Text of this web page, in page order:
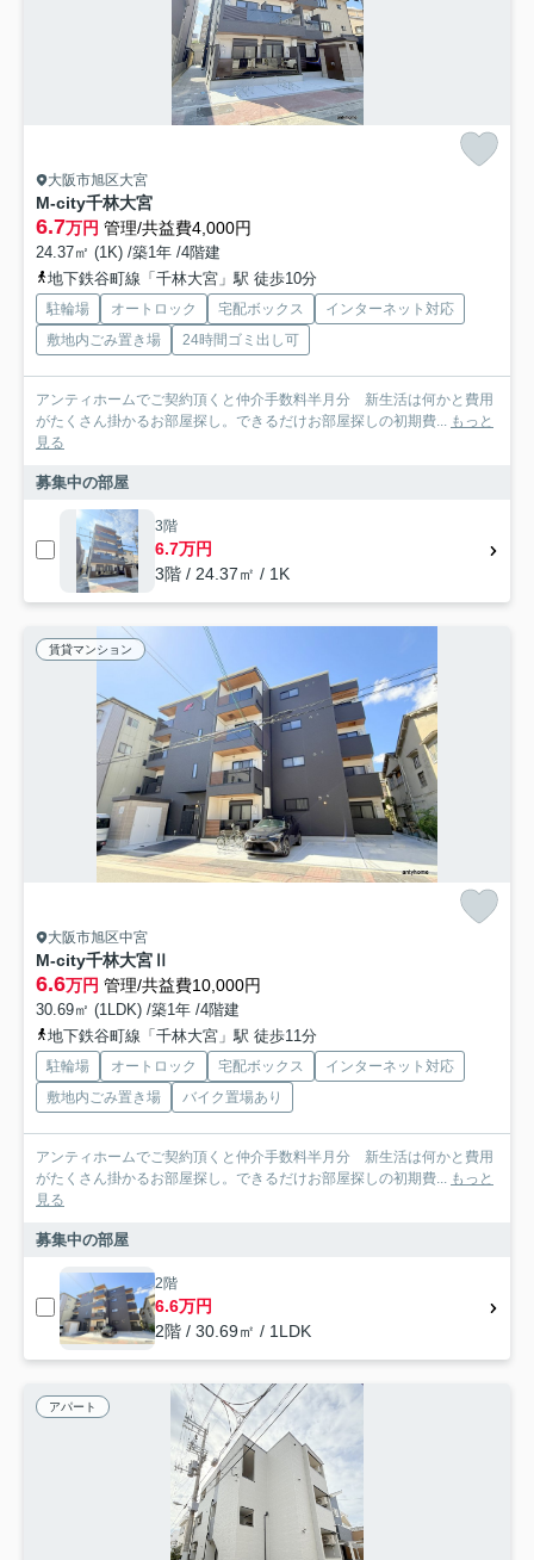
大阪市旭区大宮
M-city千林大宮
6.7万円 管理/共益費4,000円
24.37㎡ (1K) /築1年 /4階建
地下鉄谷町線「千林大宮」駅 徒歩10分
駐輪場 オートロック 宅配ボックス
インターネット対応
敷地内ごみ置き場
24時間ゴミ出し可
アンティホームでご契約頂くと仲介手数料半月分 新生活は何かと費用
がたくさん掛かるお部屋探し。できるだけお部屋探しの初期費... もっと
見る
募集中の部屋
3階
6.7万円
3階 / 24.37㎡ / 1K
賃貸マンション
大阪市旭区中宮
M-city千林大宮Ⅱ
6.6万円 管理/共益費10,000円
30.69㎡ (1LDK) /築1年 /4階建
地下鉄谷町線「千林大宮」駅 徒歩11分
駐輪場 オートロック 宅配ボックス
インターネット対応
敷地内ごみ置き場
バイク置場あり
アンティホームでご契約頂くと仲介手数料半月分 新生活は何かと費用
がたくさん掛かるお部屋探し。できるだけお部屋探しの初期費... もっと
見る
募集中の部屋
2階
6.6万円
2階 / 30.69㎡ / 1LDK
アパート